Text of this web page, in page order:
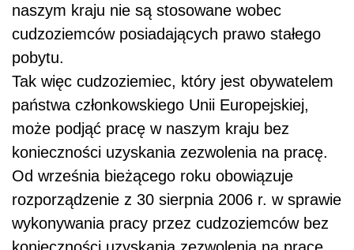
naszym kraju nie są stosowane wobec
cudzoziemców posiadających prawo stałego
pobytu.
Tak więc cudzoziemiec, który jest obywatelem
państwa członkowskiego Unii Europejskiej,
może podjąć pracę w naszym kraju bez
konieczności uzyskania zezwolenia na pracę.
Od września bieżącego roku obowiązuje
rozporządzenie z 30 sierpnia 2006 r. w sprawie
wykonywania pracy przez cudzoziemców bez